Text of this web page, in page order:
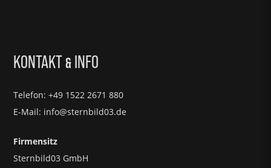
KONTAKT& INFO
Telefon: +49 1522 2671 880
E-Mail: info@sternbild03.de
Firmensitz
Sternbild03 GmbH